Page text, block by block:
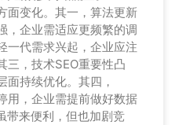
面变化。其一，算法更新
，企业需适应更频繁的调
一代需求兴起，企业应注
三，技术SEO重要性凸
面持续优化。其四，
，企业需提前做好数据
带来便利，但也加剧竞